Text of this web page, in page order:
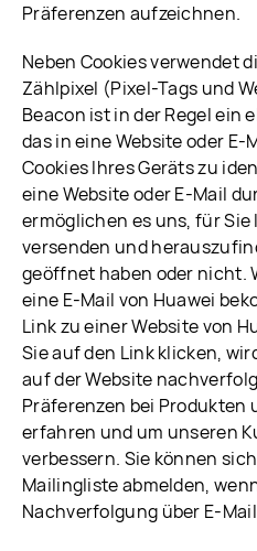
Präferenzen aufzeichnen.
Neben Cookies verwendet
Zählpixel (Pixel-Tags und
Beacon ist in der Regel ein
das in eine Website oder
Cookies Ihres Geräts zu
eine Website oder E-Mail
ermöglichen es uns, für Sie
versenden und
geöffnet haben oder nicht.
eine E-Mail von Huawei
Link zu einer Website von
Sie auf den Link klicken,
auf der Website
Präferenzen bei Produkten
erfahren und um unseren
verbessern. Sie können
Mailingliste abmelden,
Nachverfolgung über E-